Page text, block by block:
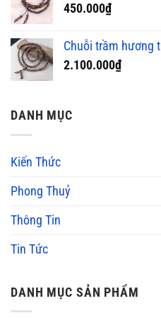
450.000₫
Chuỗi trầm hương
2.100.000₫
DANH MỤC
Kiến Thức
Phong Thuỷ
Thông Tin
Tin Tức
DANH MỤC SẢN PHẨM